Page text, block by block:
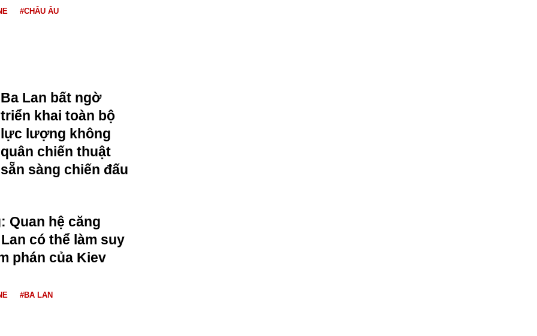
#CHÂU ÂU
Ba Lan bất ngờ
triển khai toàn bộ
lực lượng không
quân chiến thuật
sẵn sàng chiến đấu
Quan hệ căng
có thể làm suy
phán của Kiev
#BA LAN